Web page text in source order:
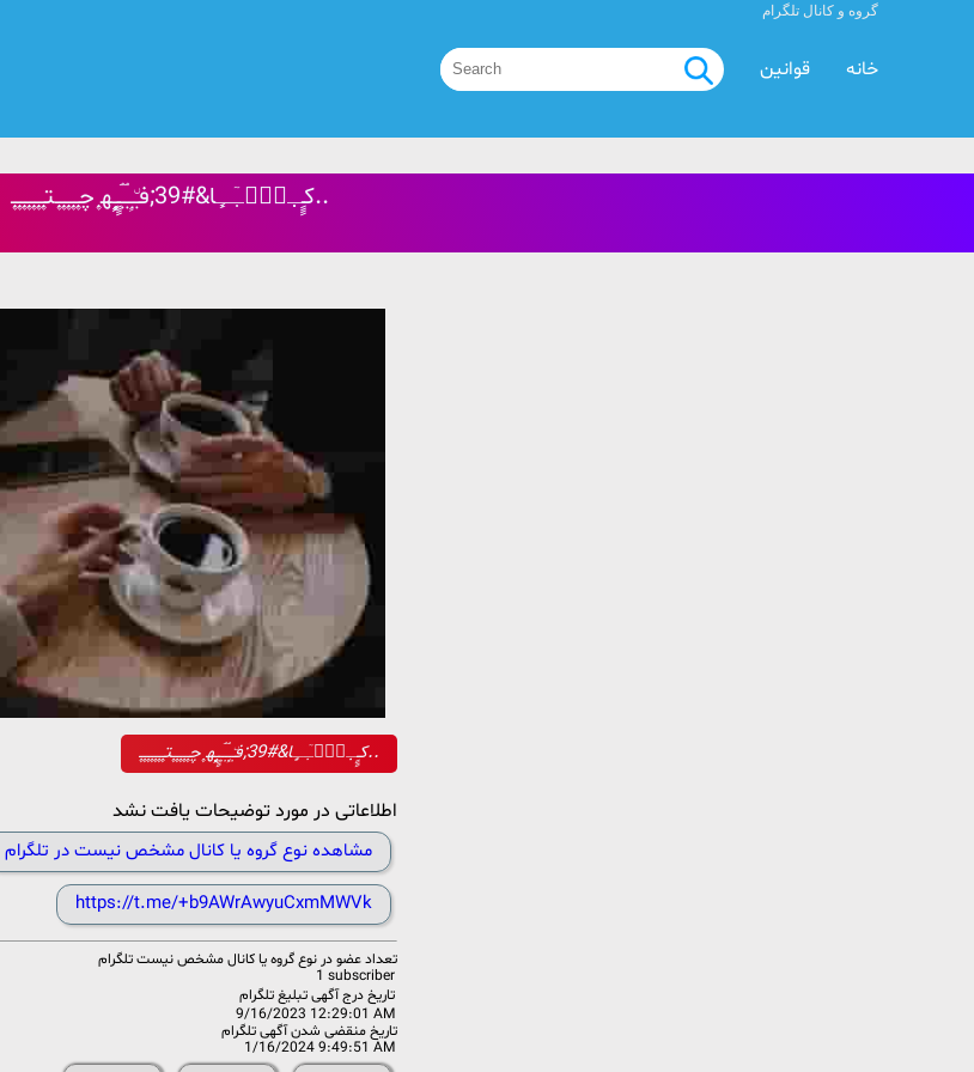
گروه و کانال تلگرام
قوانین خانه
کـٍٍـٜٜـٜۘـٜٓـٍٜا&#39;فـٜ٘ـٍٜـٜۘـٜۘـٍٍـٍٍٜٜ‍ٍٍه‍ ۪ٜچـ۪ٜـ۪ٜـ۪ٜـ۪ٜـ۪ٜتـ۪ٜـ۪ٜـ۪ٜـ۪ٜـ۪ٜـ۪ٜـ۪ٜ..
کـٍٍـٜٜـٜۘـٜٓـٍٜا&#39;فـٜ٘ـٍٜـٜۘـٜۘـٍٍـٍٍٜٜ‍ٍٍه‍ ۪ٜچـ۪ٜـ۪ٜـ۪ٜـ۪ٜـ۪ٜتـ۪ٜـ۪ٜـ۪ٜـ۪ٜـ۪ٜـ۪ٜـ۪ٜ..
اطلاعاتی در مورد توضیحات یافت نشد
مشاهده نوع گروه یا کانال مشخص نیست در تلگرام
https://t.me/+b9AWrAwyuCxmMWVk
تعداد عضو در نوع گروه یا کانال مشخص نیست تلگرام
1 subscriber
تاریخ درج آگهی تبلیغ تلگرام
9/16/2023 12:29:01 AM
تاریخ منقضی شدن آگهی تلگرام
1/16/2024 9:49:51 AM